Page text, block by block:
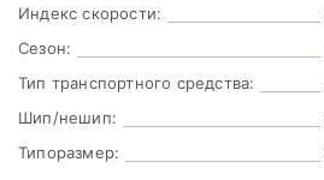
Индекс скорости:
Сезон:
Тип транспортного средства:
Шип/нешип:
Типоразмер: